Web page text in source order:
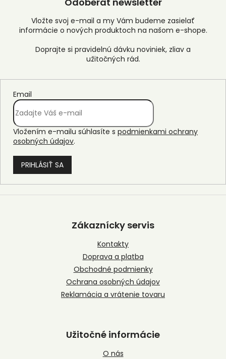
Vložte svoj e-mail a my Vám budeme zasielať
informácie o nových produktoch na našom e-shope.
Email
Vložením e-mailu súhlasíte s podmienkami ochrany
osobných údajov.
PRIHLÁSIŤ SA
Z
Zákaznícky servis
Kontakty
Doprava a platba
Obchodné podmienky
Ochrana osobných údajov
Reklamácia a vrátenie tovaru
Užitočné informácie
O nás